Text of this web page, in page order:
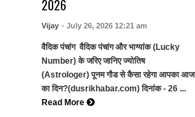
2026
Vijay - July 26, 2026 12:21 am
वैदिक पंचांग वैदिक पंचांग और भाग्यांक (Lucky
Number) के जरिए जानिए ज्योतिष
(Astrologer) पूनम गौड से कैसा रहेगा आपका आज
का दिन?(dusrikhabar.com) दिनांक - 26 ...
Read More